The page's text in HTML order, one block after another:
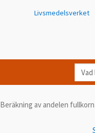
Livsmedelsverket
Vad
letar
efter
Beräkning av andelen fullkorn